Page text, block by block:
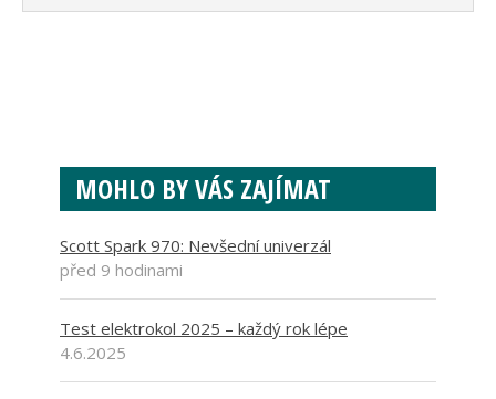
MOHLO BY VÁS ZAJÍMAT
Scott Spark 970: Nevšední univerzál
před 9 hodinami
Test elektrokol 2025 – každý rok lépe
4.6.2025